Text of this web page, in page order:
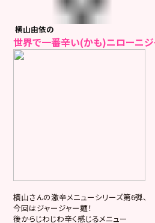
横山由依の
世界で一番辛い(かも)ニローニ
横山さんの激辛メニューシリーズ第6弾、
今回はジャージャー麺！
後からじわじわ辛く感じるメニュー